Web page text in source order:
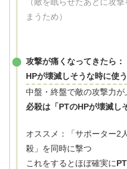
まうため）
攻撃が痛くなってきたら：
HPが壊滅しそうな時に使う
中盤・終盤で敵の攻撃力が
必殺は「PTのHPが壊滅し
オススメ：「サポーター2
殺」を同時に撃つ
これをするとほぼ確実に